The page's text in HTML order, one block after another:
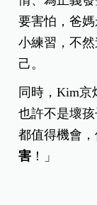
要害怕，爸
小練習，不
己。
同時，Kim京
也許不是壞
都值得機會
害 ！」